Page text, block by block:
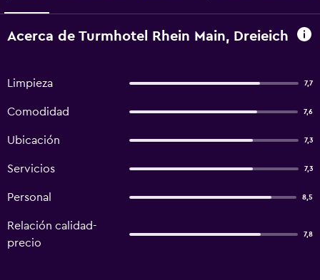
Acerca de Turmhotel Rhein Main, Dreieich
Limpieza 7,7
Comodidad 7,6
Ubicación 7,3
Servicios 7,3
Personal 8,5
Relación calidad-
precio
7,8